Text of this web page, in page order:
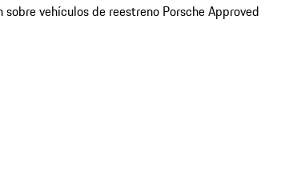
sobre vehículos de reestreno Porsche Approved